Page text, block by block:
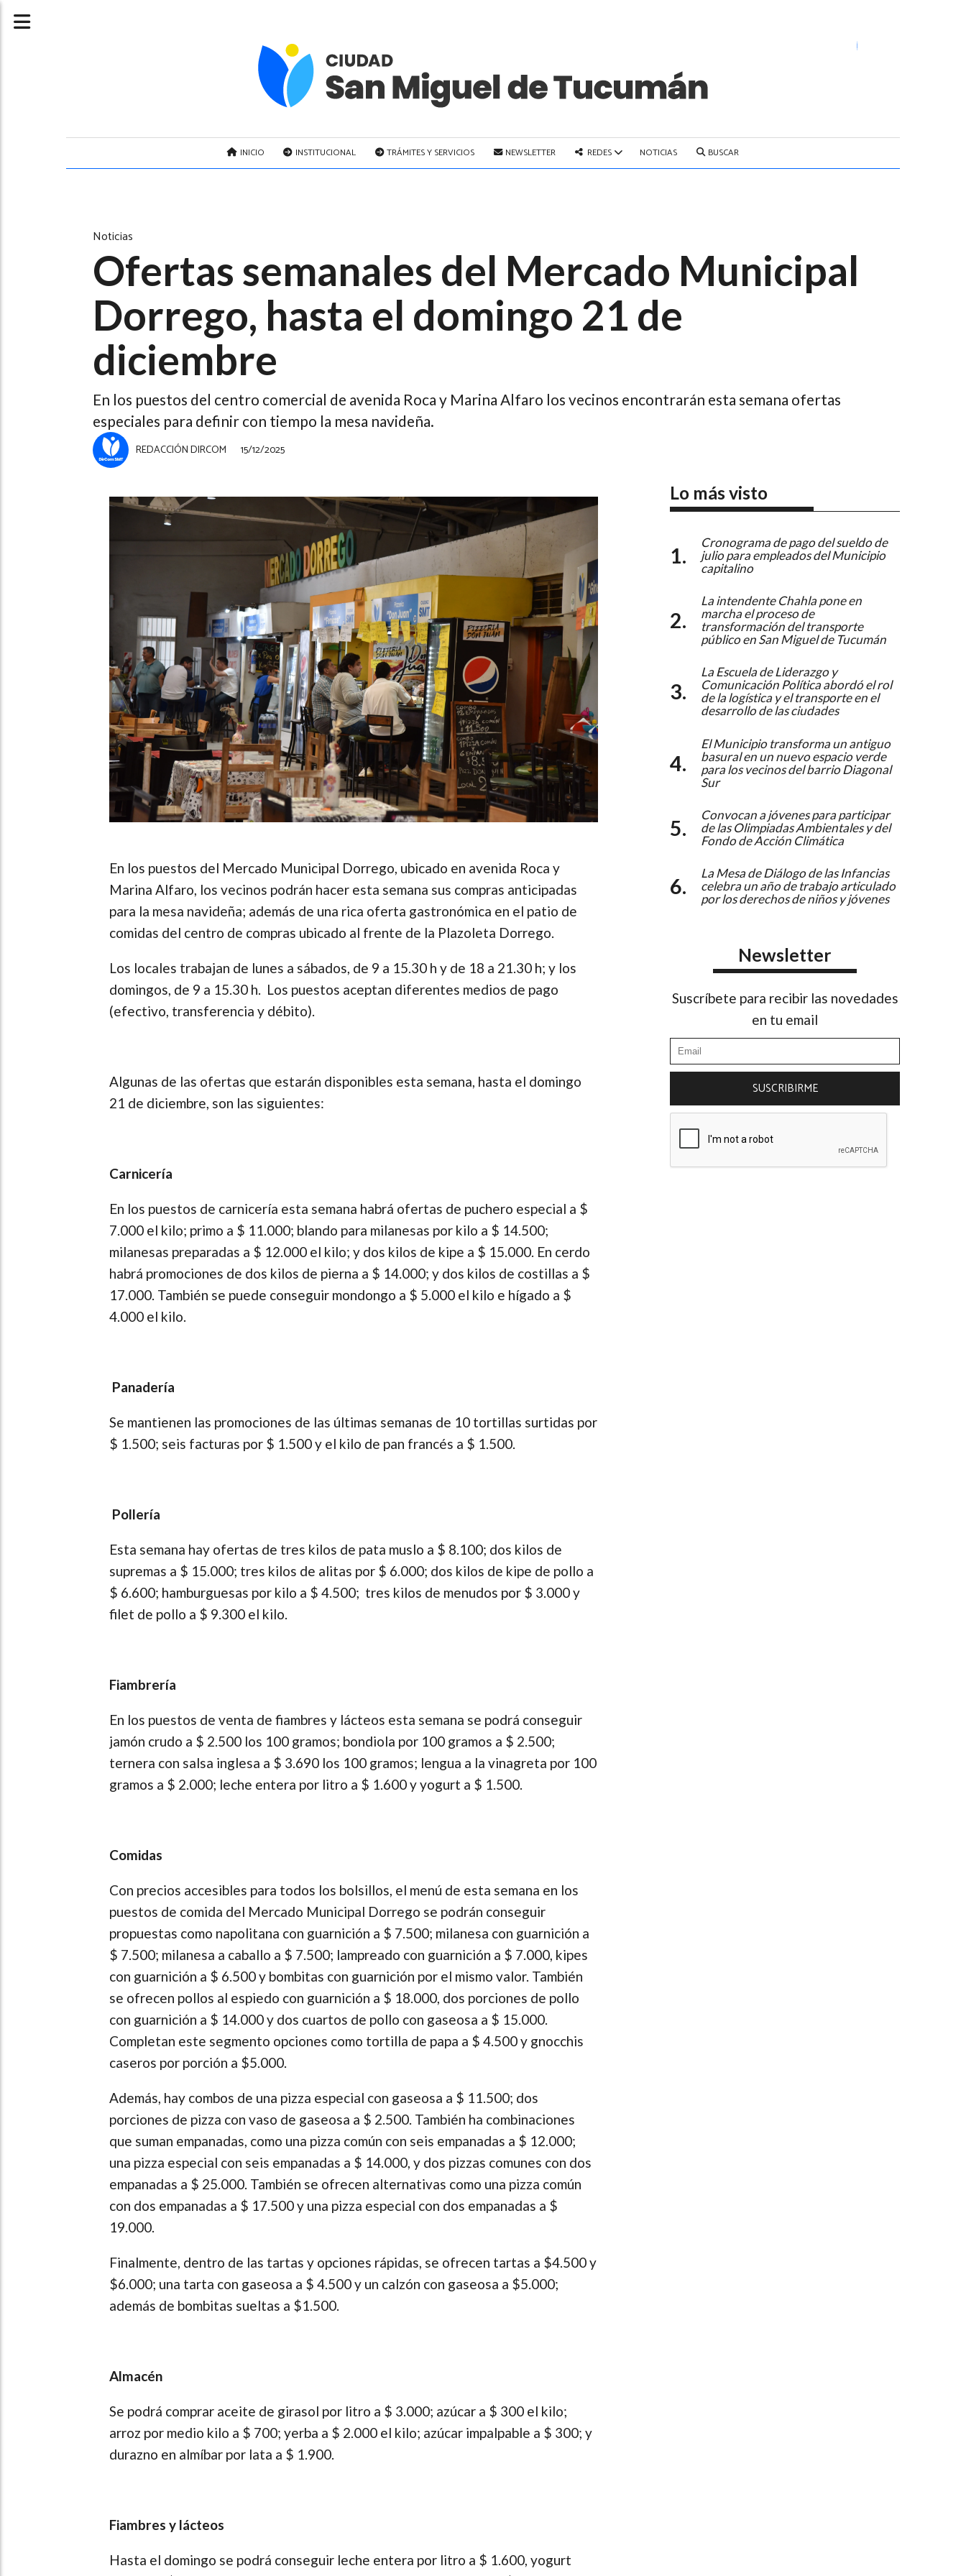
INICIO INSTITUCIONAL TRÁMITES Y SERVICIOS NEWSLETTER REDES NOTICIAS BUSCAR
Ofertas semanales del Mercado Municipal
Dorrego, hasta el domingo 21 de
diciembre
En los puestos del centro comercial de avenida Roca y Marina Alfaro los vecinos encontrarán esta semana ofertas
especiales para definir con tiempo la mesa navideña.
Noticias
15/12/2025
REDACCIÓN DIRCOM
En los puestos del Mercado Municipal Dorrego, ubicado en avenida Roca y
Marina Alfaro, los vecinos podrán hacer esta semana sus compras anticipadas
para la mesa navideña; además de una rica oferta gastronómica en el patio de
comidas del centro de compras ubicado al frente de la Plazoleta Dorrego.
Los locales trabajan de lunes a sábados, de 9 a 15.30 h y de 18 a 21.30 h; y los
domingos, de 9 a 15.30 h. Los puestos aceptan diferentes medios de pago
(efectivo, transferencia y débito).
Algunas de las ofertas que estarán disponibles esta semana, hasta el domingo
21 de diciembre, son las siguientes:
Carnicería
En los puestos de carnicería esta semana habrá ofertas de puchero especial a $
7.000 el kilo; primo a $ 11.000; blando para milanesas por kilo a $ 14.500;
milanesas preparadas a $ 12.000 el kilo; y dos kilos de kipe a $ 15.000. En cerdo
habrá promociones de dos kilos de pierna a $ 14.000; y dos kilos de costillas a $
17.000. También se puede conseguir mondongo a $ 5.000 el kilo e hígado a $
4.000 el kilo.
Panadería
Se mantienen las promociones de las últimas semanas de 10 tortillas surtidas por
$ 1.500; seis facturas por $ 1.500 y el kilo de pan francés a $ 1.500.
Pollería
Esta semana hay ofertas de tres kilos de pata muslo a $ 8.100; dos kilos de
supremas a $ 15.000; tres kilos de alitas por $ 6.000; dos kilos de kipe de pollo a
$ 6.600; hamburguesas por kilo a $ 4.500; tres kilos de menudos por $ 3.000 y
filet de pollo a $ 9.300 el kilo.
Fiambrería
En los puestos de venta de fiambres y lácteos esta semana se podrá conseguir
jamón crudo a $ 2.500 los 100 gramos; bondiola por 100 gramos a $ 2.500;
ternera con salsa inglesa a $ 3.690 los 100 gramos; lengua a la vinagreta por 100
gramos a $ 2.000; leche entera por litro a $ 1.600 y yogurt a $ 1.500.
Comidas
Con precios accesibles para todos los bolsillos, el menú de esta semana en los
puestos de comida del Mercado Municipal Dorrego se podrán conseguir
propuestas como napolitana con guarnición a $ 7.500; milanesa con guarnición a
$ 7.500; milanesa a caballo a $ 7.500; lampreado con guarnición a $ 7.000, kipes
con guarnición a $ 6.500 y bombitas con guarnición por el mismo valor. También
se ofrecen pollos al espiedo con guarnición a $ 18.000, dos porciones de pollo
con guarnición a $ 14.000 y dos cuartos de pollo con gaseosa a $ 15.000.
Completan este segmento opciones como tortilla de papa a $ 4.500 y gnocchis
caseros por porción a $5.000.
Además, hay combos de una pizza especial con gaseosa a $ 11.500; dos
porciones de pizza con vaso de gaseosa a $ 2.500. También ha combinaciones
que suman empanadas, como una pizza común con seis empanadas a $ 12.000;
una pizza especial con seis empanadas a $ 14.000, y dos pizzas comunes con dos
empanadas a $ 25.000. También se ofrecen alternativas como una pizza común
con dos empanadas a $ 17.500 y una pizza especial con dos empanadas a $
19.000.
Finalmente, dentro de las tartas y opciones rápidas, se ofrecen tartas a $4.500 y
$6.000; una tarta con gaseosa a $ 4.500 y un calzón con gaseosa a $5.000;
además de bombitas sueltas a $1.500.
Almacén
Se podrá comprar aceite de girasol por litro a $ 3.000; azúcar a $ 300 el kilo;
arroz por medio kilo a $ 700; yerba a $ 2.000 el kilo; azúcar impalpable a $ 300; y
durazno en almíbar por lata a $ 1.900.
Fiambres y lácteos
Hasta el domingo se podrá conseguir leche entera por litro a $ 1.600, yogurt
Lo más visto
Cronograma de pago del sueldo de
julio para empleados del Municipio
capitalino
La intendente Chahla pone en
marcha el proceso de
transformación del transporte
público en San Miguel de Tucumán
La Escuela de Liderazgo y
Comunicación Política abordó el rol
de la logística y el transporte en el
desarrollo de las ciudades
El Municipio transforma un antiguo
basural en un nuevo espacio verde
para los vecinos del barrio Diagonal
Sur
Convocan a jóvenes para participar
de las Olimpiadas Ambientales y del
Fondo de Acción Climática
La Mesa de Diálogo de las Infancias
celebra un año de trabajo articulado
por los derechos de niños y jóvenes
Newsletter
Suscríbete para recibir las novedades
en tu email
SUSCRIBIRME